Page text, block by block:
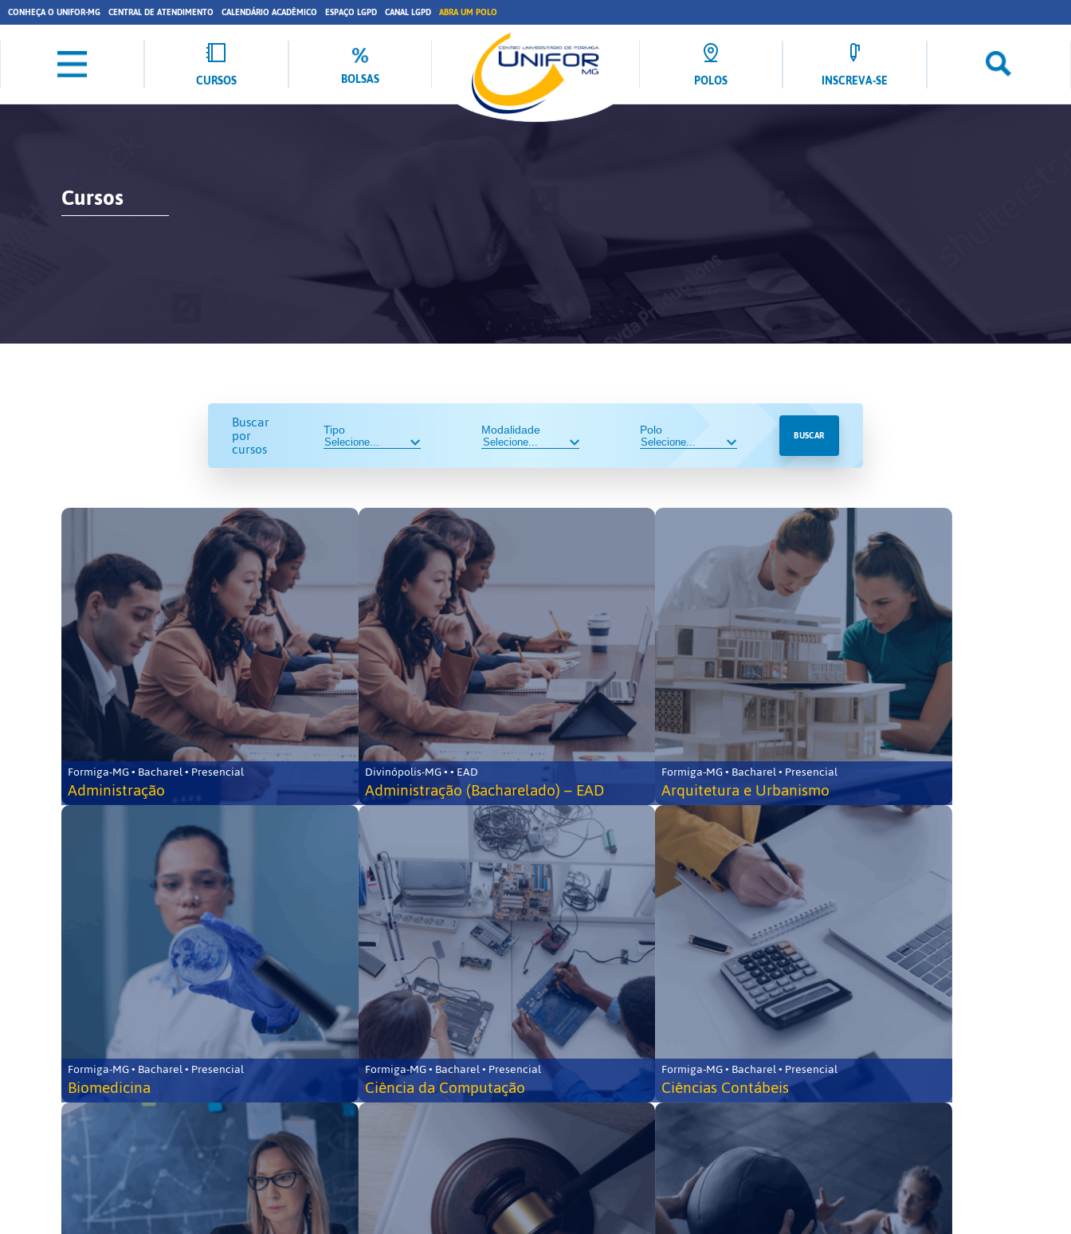
CONHEÇA O UNIFOR-MG CENTRAL DE ATENDIMENTO CALENDÁRIO ACADÊMICO ESPAÇO LGPD CANAL LGPD ABRA UM POLO
CURSOS BOLSAS POLOS INSCREVA-SE
Cursos
Buscar
por
cursos
Tipo Modalidade Polo BUSCAR
Formiga-MG • Bacharel • Presencial
Administração
Divinópolis-MG • • EAD
Administração (Bacharelado) – EAD
Formiga-MG • Bacharel • Presencial
Arquitetura e Urbanismo
Formiga-MG • Bacharel • Presencial
Biomedicina
Formiga-MG • Bacharel • Presencial
Ciência da Computação
Formiga-MG • Bacharel • Presencial
Ciências Contábeis